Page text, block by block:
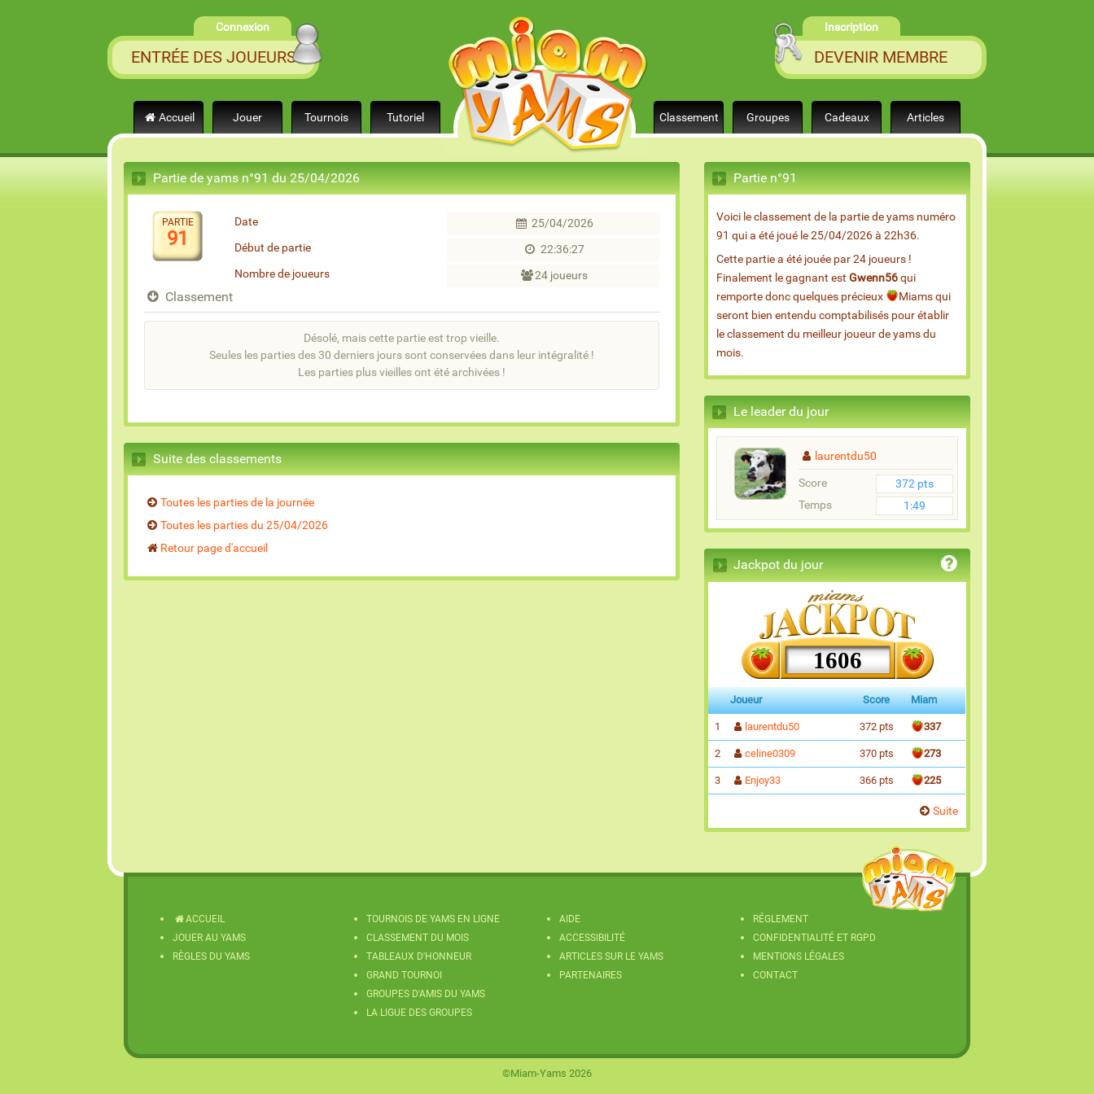
Connexion
ENTRÉE DES JOUEURS
Inscription
DEVENIR MEMBRE
Accueil Jouer Tournois Tutoriel Classement Groupes Cadeaux Articles
Partie de yams n°91 du 25/04/2026
PARTIE
91
Date
25/04/2026
Début de partie
22:36:27
Nombre de joueurs
24 joueurs
Classement
Désolé, mais cette partie est trop vieille.
Seules les parties des 30 derniers jours sont conservées dans leur intégralité !
Les parties plus vieilles ont été archivées !
Suite des classements
Toutes les parties de la journée
Toutes les parties du 25/04/2026
Retour page d'accueil
Partie n°91
Voici le classement de la partie de yams numéro
91 qui a été joué le 25/04/2026 à 22h36.
Cette partie a été jouée par 24 joueurs !
Finalement le gagnant estGwenn56qui
remporte donc quelques précieux
Miams qui
seront bien entendu comptabilisés pour établir
le classement du meilleur joueur de yams du
mois.
Le leader du jour
laurentdu50
Score
372 pts
Temps
1:49
Jackpot du jour
1606
Joueur Score Miam
1 laurentdu50 372 pts 337
2 celine0309 370 pts 273
3 Enjoy33 366 pts 225
Suite
ACCUEIL
JOUER AU YAMS
RÈGLES DU YAMS
TOURNOIS DE YAMS EN LIGNE
CLASSEMENT DU MOIS
TABLEAUX D'HONNEUR
GRAND TOURNOI
GROUPES D'AMIS DU YAMS
LA LIGUE DES GROUPES
AIDE
ACCESSIBILITÉ
ARTICLES SUR LE YAMS
PARTENAIRES
RÉGLEMENT
CONFIDENTIALITÉ ET RGPD
MENTIONS LÉGALES
CONTACT
©Miam-Yams 2026